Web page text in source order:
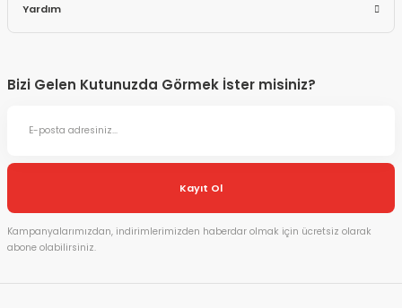
Yardım
Bizi Gelen Kutunuzda Görmek İster misiniz?
Kayıt Ol
Kampanyalarımızdan, indirimlerimizden haberdar olmak için ücretsiz olarak
abone olabilirsiniz.